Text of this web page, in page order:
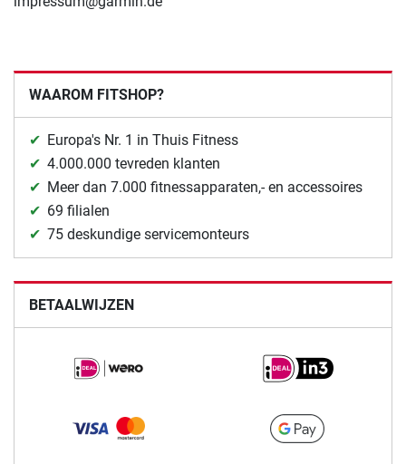
WAAROM FITSHOP?
Europa's Nr. 1 in Thuis Fitness
4.000.000 tevreden klanten
Meer dan 7.000 fitnessapparaten,- en accessoires
69 filialen
75 deskundige servicemonteurs
BETAALWIJZEN